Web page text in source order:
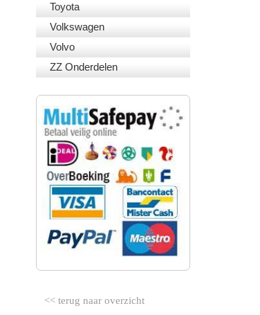
Toyota
Volkswagen
Volvo
ZZ Onderdelen
<< terug naar overzicht